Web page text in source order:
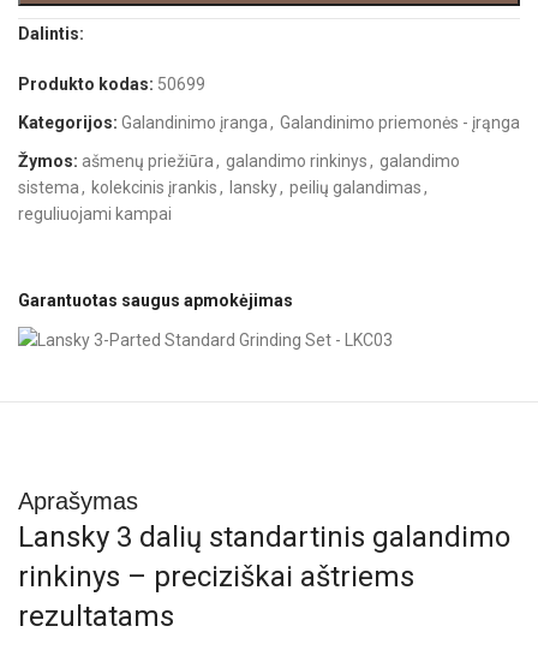
Dalintis:
Produkto kodas: 50699
Kategorijos: Galandinimo įranga, Galandinimo priemonės - įrąnga
Žymos: ašmenų priežiūra, galandimo rinkinys, galandimo
sistema, kolekcinis įrankis, lansky, peilių galandimas,
reguliuojami kampai
Garantuotas saugus apmokėjimas
Aprašymas
Lansky 3 dalių standartinis galandimo
rinkinys – preciziškai aštriems
rezultatams